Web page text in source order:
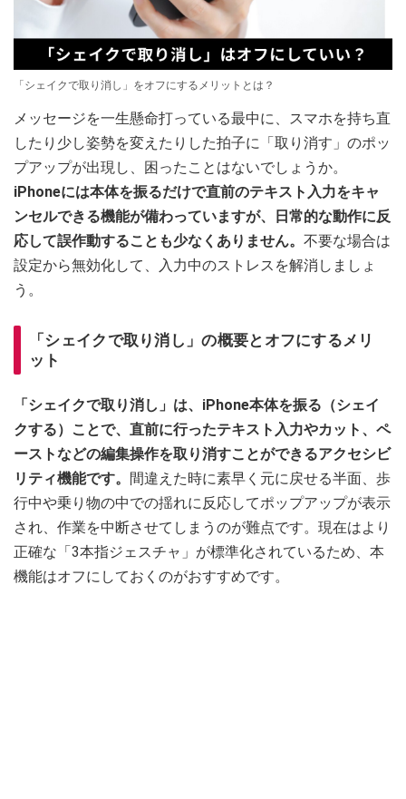
「シェイクで取り消し」をオフにするメリットとは？
メッセージを一生懸命打っている最中に、スマホを持ち直
したり少し姿勢を変えたりした拍子に「取り消す」のポッ
プアップが出現し、困ったことはないでしょうか。
iPhoneには本体を振るだけで直前のテキスト入力をキャ
ンセルできる機能が備わっていますが、日常的な動作に反
応して誤作動することも少なくありません。 不要な場合は
設定から無効化して、入力中のストレスを解消しましょ
う。
「シェイクで取り消し」の概要とオフにするメリ
ット
「シェイクで取り消し」は、iPhone本体を振る（シェイ
クする）ことで、直前に行ったテキスト入力やカット、ペ
ーストなどの編集操作を取り消すことができるアクセシビ
リティ機能です。 間違えた時に素早く元に戻せる半面、歩
行中や乗り物の中での揺れに反応してポップアップが表示
され、作業を中断させてしまうのが難点です。現在はより
正確な「3本指ジェスチャ」が標準化されているため、本
機能はオフにしておくのがおすすめです。